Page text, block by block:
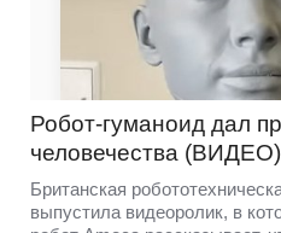
Робот-гуманоид дал
человечества (ВИДЕО)
Британская
выпустила видеоролик, в